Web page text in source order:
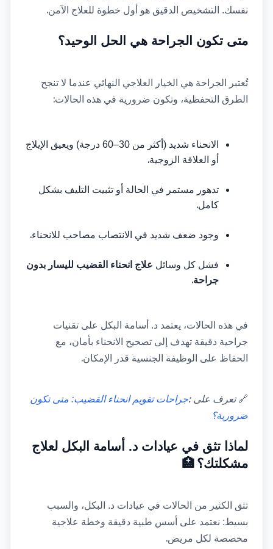
نفسك. التشخيص الدقيق هو أول خطوة للعلاج الآمن.
متى تكون الجراحة هي الحل الوحيد؟
الطرق التحفظية، وتكون ضرورية في هذه الحالات:
أو العلاقة الزوجية.
كامل.
وجود ضعف شديد في الانتصاب مصاحب للانحناء.
فشل كل وسائل
جراحة.
الحفاظ على الوظيفة الجنسية قدر الإمكان.
🔗 تعرف على :
ضرورية؟
مشكلتك؟ 🏥
مخصصة لكل مريض.